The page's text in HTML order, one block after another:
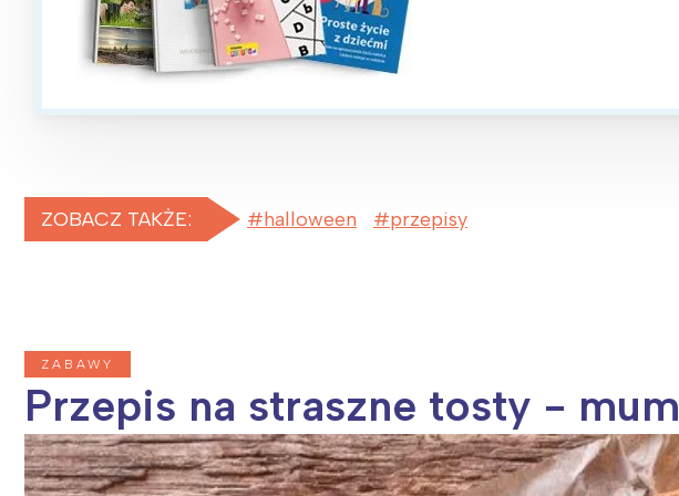
ZOBACZ TAKŻE: halloween przepisy
ZABAWY
Przepis na straszne tosty -